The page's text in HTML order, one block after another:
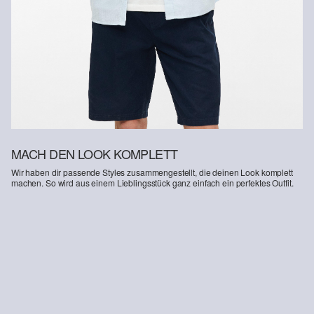
MACH DEN LOOK KOMPLETT
Wir haben dir passende Styles zusammengestellt, die deinen Look komplett
machen. So wird aus einem Lieblingsstück ganz einfach ein perfektes Outfit.